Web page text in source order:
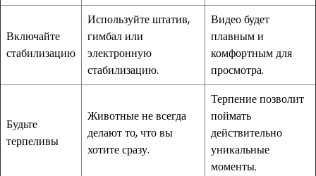
Включайте
стабилизацию
Используйте штатив,
гимбал или
электронную
стабилизацию.
Видео будет
плавным и
комфортным для
просмотра.
Будьте
терпеливы
Животные не всегда
делают то, что вы
хотите сразу.
Терпение позволит
поймать
действительно
уникальные
моменты.